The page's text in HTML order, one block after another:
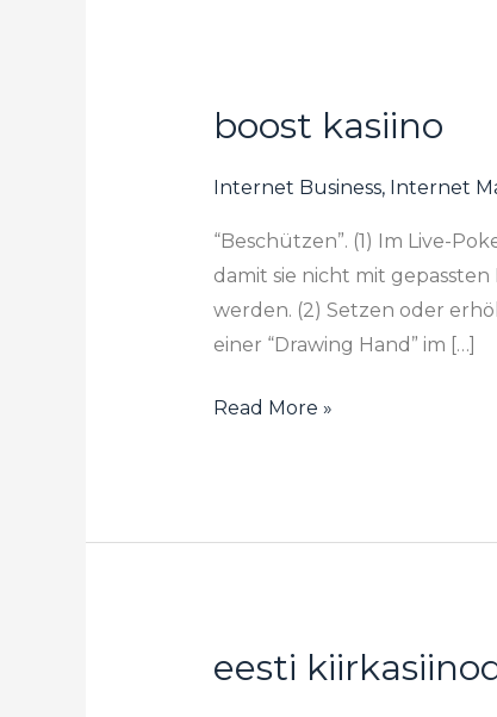
boost kasiino
Internet Business, Internet
“Beschützen”. (1) Im Live-
damit sie nicht mit
werden. (2) Setzen oder
einer “Drawing Hand” im […]
boost
Read More »
eesti
eesti